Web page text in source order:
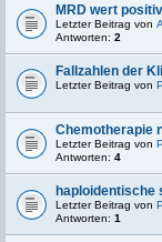
MRD wert
Letzter Beitrag von
Antworten: 2
Fallzahlen der
Letzter Beitrag von
Chemotherapie
Letzter Beitrag von
Antworten: 4
haploidentische
Letzter Beitrag von
Antworten: 1